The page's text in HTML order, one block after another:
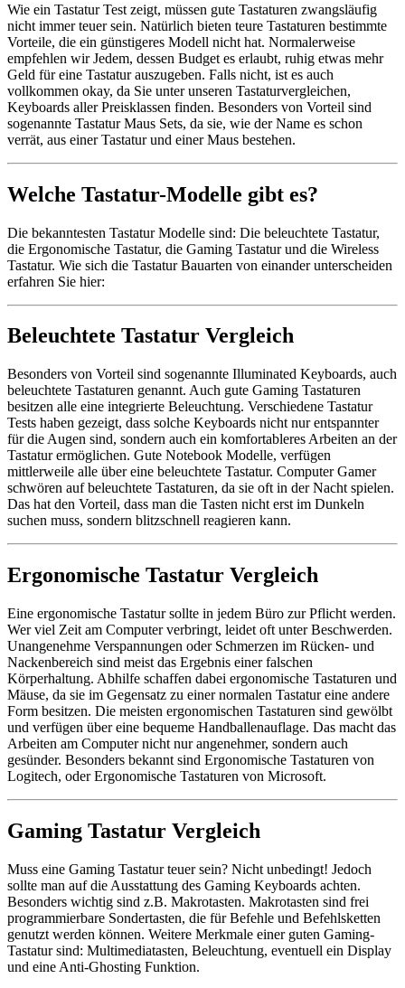
Wie ein Tastatur Test zeigt, müssen gute Tastaturen zwangsläufig
nicht immer teuer sein. Natürlich bieten teure Tastaturen bestimmte
Vorteile, die ein günstigeres Modell nicht hat. Normalerweise
empfehlen wir Jedem, dessen Budget es erlaubt, ruhig etwas mehr
Geld für eine Tastatur auszugeben. Falls nicht, ist es auch
vollkommen okay, da Sie unter unseren Tastaturvergleichen,
Keyboards aller Preisklassen finden. Besonders von Vorteil sind
sogenannte Tastatur Maus Sets, da sie, wie der Name es schon
verrät, aus einer Tastatur und einer Maus bestehen.
Welche Tastatur-Modelle gibt es?
Die bekanntesten Tastatur Modelle sind: Die beleuchtete Tastatur,
die Ergonomische Tastatur, die Gaming Tastatur und die Wireless
Tastatur. Wie sich die Tastatur Bauarten von einander unterscheiden
erfahren Sie hier:
Beleuchtete Tastatur Vergleich
Besonders von Vorteil sind sogenannte Illuminated Keyboards, auch
beleuchtete Tastaturen genannt. Auch gute Gaming Tastaturen
besitzen alle eine integrierte Beleuchtung. Verschiedene Tastatur
Tests haben gezeigt, dass solche Keyboards nicht nur entspannter
für die Augen sind, sondern auch ein komfortableres Arbeiten an der
Tastatur ermöglichen. Gute Notebook Modelle, verfügen
mittlerweile alle über eine beleuchtete Tastatur. Computer Gamer
schwören auf beleuchtete Tastaturen, da sie oft in der Nacht spielen.
Das hat den Vorteil, dass man die Tasten nicht erst im Dunkeln
suchen muss, sondern blitzschnell reagieren kann.
Ergonomische Tastatur Vergleich
Eine ergonomische Tastatur sollte in jedem Büro zur Pflicht werden.
Wer viel Zeit am Computer verbringt, leidet oft unter Beschwerden.
Unangenehme Verspannungen oder Schmerzen im Rücken- und
Nackenbereich sind meist das Ergebnis einer falschen
Körperhaltung. Abhilfe schaffen dabei ergonomische Tastaturen und
Mäuse, da sie im Gegensatz zu einer normalen Tastatur eine andere
Form besitzen. Die meisten ergonomischen Tastaturen sind gewölbt
und verfügen über eine bequeme Handballenauflage. Das macht das
Arbeiten am Computer nicht nur angenehmer, sondern auch
gesünder. Besonders bekannt sind Ergonomische Tastaturen von
Logitech, oder Ergonomische Tastaturen von Microsoft.
Gaming Tastatur Vergleich
Muss eine Gaming Tastatur teuer sein? Nicht unbedingt! Jedoch
sollte man auf die Ausstattung des Gaming Keyboards achten.
Besonders wichtig sind z.B. Makrotasten. Makrotasten sind frei
programmierbare Sondertasten, die für Befehle und Befehlsketten
genutzt werden können. Weitere Merkmale einer guten Gaming-
Tastatur sind: Multimediatasten, Beleuchtung, eventuell ein Display
und eine Anti-Ghosting Funktion.